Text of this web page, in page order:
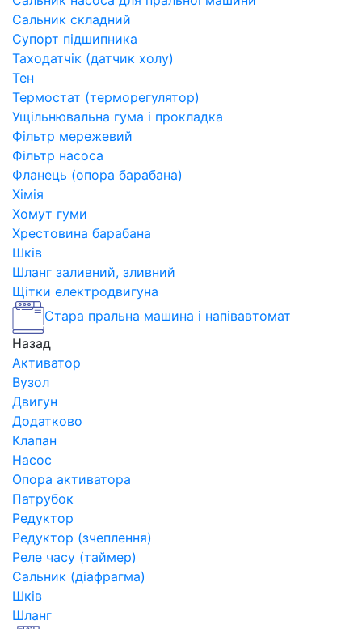
Сальник складний
Супорт підшипника
Таходатчік (датчик холу)
Тен
Термостат (терморегулятор)
Ущільнювальна гума і прокладка
Фільтр мережевий
Фільтр насоса
Фланець (опора барабана)
Хімія
Хомут гуми
Хрестовина барабана
Шків
Шланг заливний, зливний
Щітки електродвигуна
Стара пральна машина і напівавтомат
Назад
Активатор
Вузол
Двигун
Додатково
Клапан
Насос
Опора активатора
Патрубок
Редуктор
Редуктор (зчеплення)
Реле часу (таймер)
Сальник (діафрагма)
Шків
Шланг